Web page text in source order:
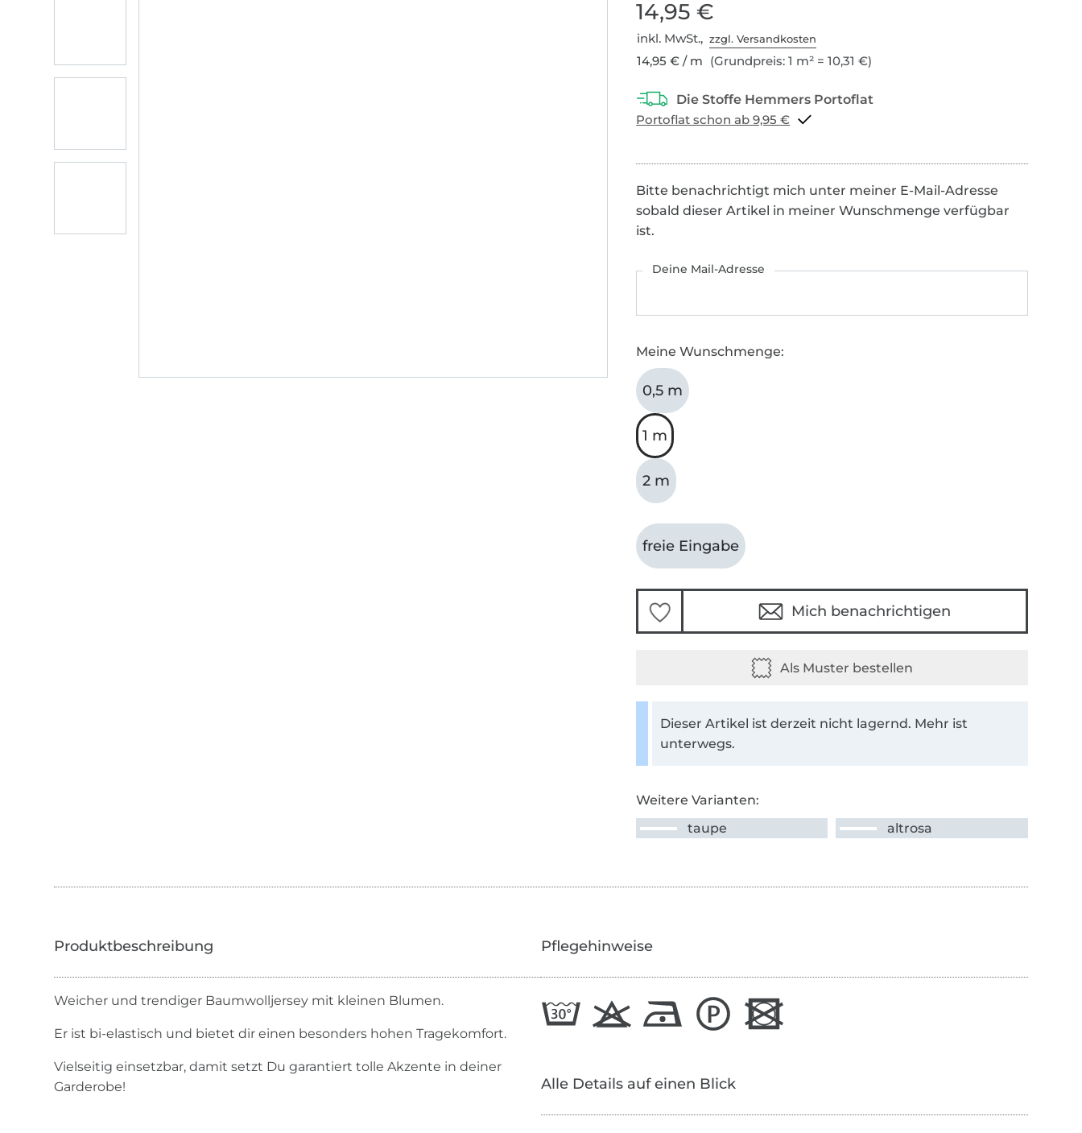
14,95 €
inkl. MwSt.,zzgl. Versandkosten
14,95 € / m (Grundpreis: 1 m² = 10,31 €)
Portoflat schon ab 9,95 €
Bitte benachrichtigt mich unter meiner E-Mail-Adresse
sobald dieser Artikel in meiner Wunschmenge verfügbar
ist.
Deine Mail-Adresse
Meine Wunschmenge:
0,5 m
1 m
2 m
freie Eingabe
Mich benachrichtigen
Dieser Artikel ist derzeit nicht lagernd. Mehr ist
unterwegs.
Weitere Varianten:
taupe
altrosa
Weicher und trendiger Baumwolljersey mit kleinen Blumen.
Er ist bi-elastisch und bietet dir einen besonders hohen Tragekomfort.
Vielseitig einsetzbar, damit setzt Du garantiert tolle Akzente in deiner
Garderobe!
Pflegehinweise
Alle Details auf einen Blick